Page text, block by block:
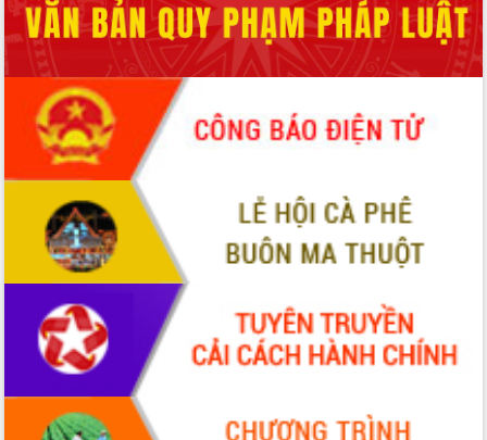
Lắk
Khơi thông điểm nghẽn, đẩy nhanh
giải ngân vốn khắc phục thiên tai
HĐND tỉnh thông qua điều chỉnh Quy
hoạch tỉnh thời kỳ 2021-2030
Hội thảo góp ý hồ sơ điều chỉnh quy
hoạch tỉnh Đắk Lắk thời kỳ 2021-2030,
tầm nhìn đến năm 2050
Nâng cao hiệu quả hoạt động của các
doanh nghiệp nhà nước
Hội nghị triển khai kết nối mạng
truyền số liệu chuyên dùng phục vụ cơ
quan Đảng, Nhà nước
Lễ phát động chuỗi hoạt động chung
tay làm sạch môi trường
Xã Ea Kar bước chuyển mình trong
công tác cải cách hành chính mô hình